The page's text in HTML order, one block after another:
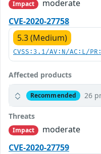
Impact
moderate
CVE-2020-27758
5.3 (Medium)
CVSS:3.1/AV:N/AC:L/
Affected products
Recommended 26
Threats
Impact
moderate
CVE-2020-27759